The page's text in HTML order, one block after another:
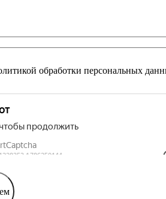
обработки персональных